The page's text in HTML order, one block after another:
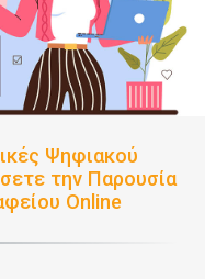
Ψηφιακού
την Παρουσία
Online